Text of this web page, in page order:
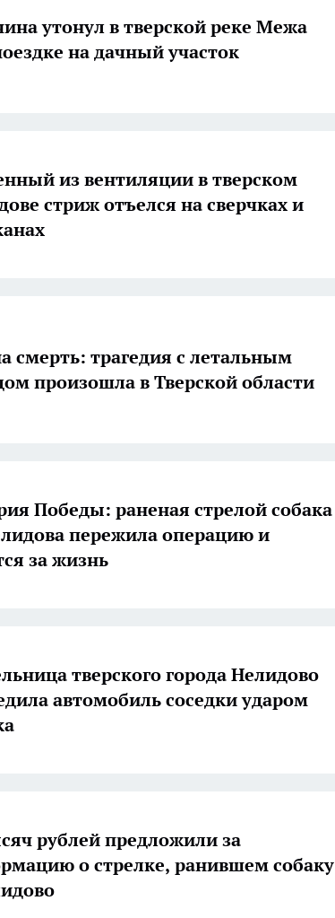
утонул в тверской реке Межа
на дачный участок
из вентиляции в тверском
стриж отъелся на сверчках и
смерть: трагедия с летальным
произошла в Тверской области
Победы: раненая стрелой собака
пережила операцию и
за жизнь
тверского города Нелидово
автомобиль соседки ударом
рублей предложили за
о стрелке, ранившем собаку